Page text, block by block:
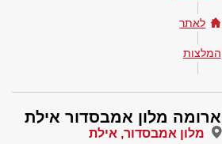
לאתר
המלצות
ארומה מלון אמבסדור אילת
מלון אמבסדור, אילת